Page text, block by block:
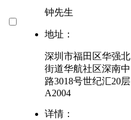
钟先生
地址：
深圳市福田区华强北
街道华航社区深南中
路3018号世纪汇20层
A2004
详情：